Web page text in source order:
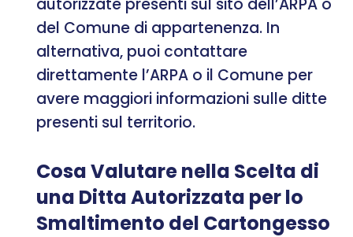
del Comune di appartenenza. In
alternativa, puoi contattare
direttamente l’ARPA o il Comune per
avere maggiori informazioni sulle ditte
presenti sul territorio.
Cosa Valutare nella Scelta di
una Ditta Autorizzata per lo
Smaltimento del Cartongesso